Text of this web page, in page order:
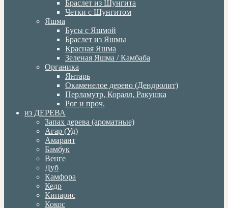
Браслет из Шунгита
Четки с Шунгитом
Яшма
Бусы с Яшмой
Браслет из Яшмы
Красная Яшма
Зеленая Яшма / Камбаба
Органика
Янтарь
Окаменелое дерево (Дендролит)
Перламутр, Коралл, Ракушка
Рог и проч.
из ДЕРЕВА
Запах дерева (ароматные)
Агар (Уд)
Амарант
Бамбук
Венге
Дуб
Камфора
Кедр
Кипарис
Кокос